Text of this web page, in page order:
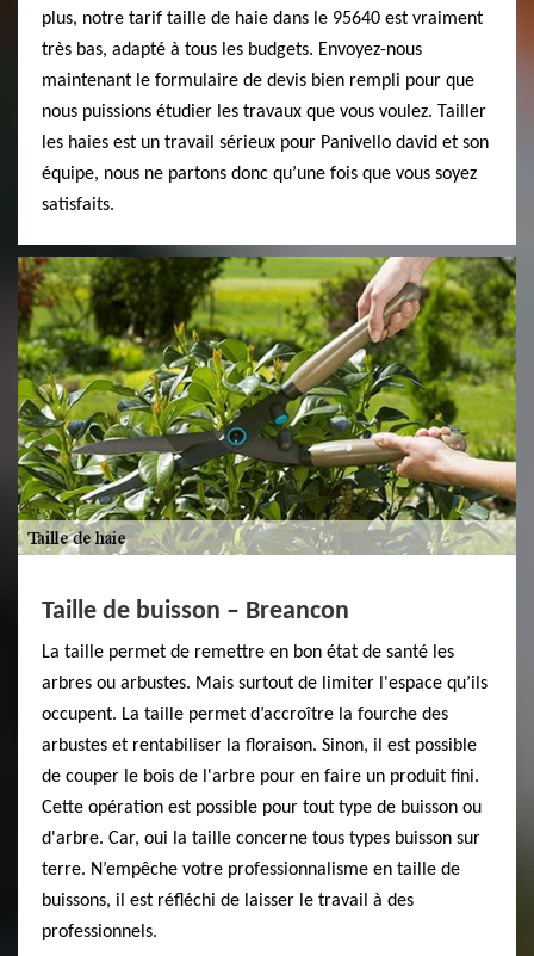
plus, notre tarif taille de haie dans le 95640 est vraiment
très bas, adapté à tous les budgets. Envoyez-nous
maintenant le formulaire de devis bien rempli pour que
nous puissions étudier les travaux que vous voulez. Tailler
les haies est un travail sérieux pour Panivello david et son
équipe, nous ne partons donc qu’une fois que vous soyez
satisfaits.
Taille de buisson – Breancon
La taille permet de remettre en bon état de santé les
arbres ou arbustes. Mais surtout de limiter l'espace qu’ils
occupent. La taille permet d’accroître la fourche des
arbustes et rentabiliser la floraison. Sinon, il est possible
de couper le bois de l'arbre pour en faire un produit fini.
Cette opération est possible pour tout type de buisson ou
d'arbre. Car, oui la taille concerne tous types buisson sur
terre. N’empêche votre professionnalisme en taille de
buissons, il est réfléchi de laisser le travail à des
professionnels.